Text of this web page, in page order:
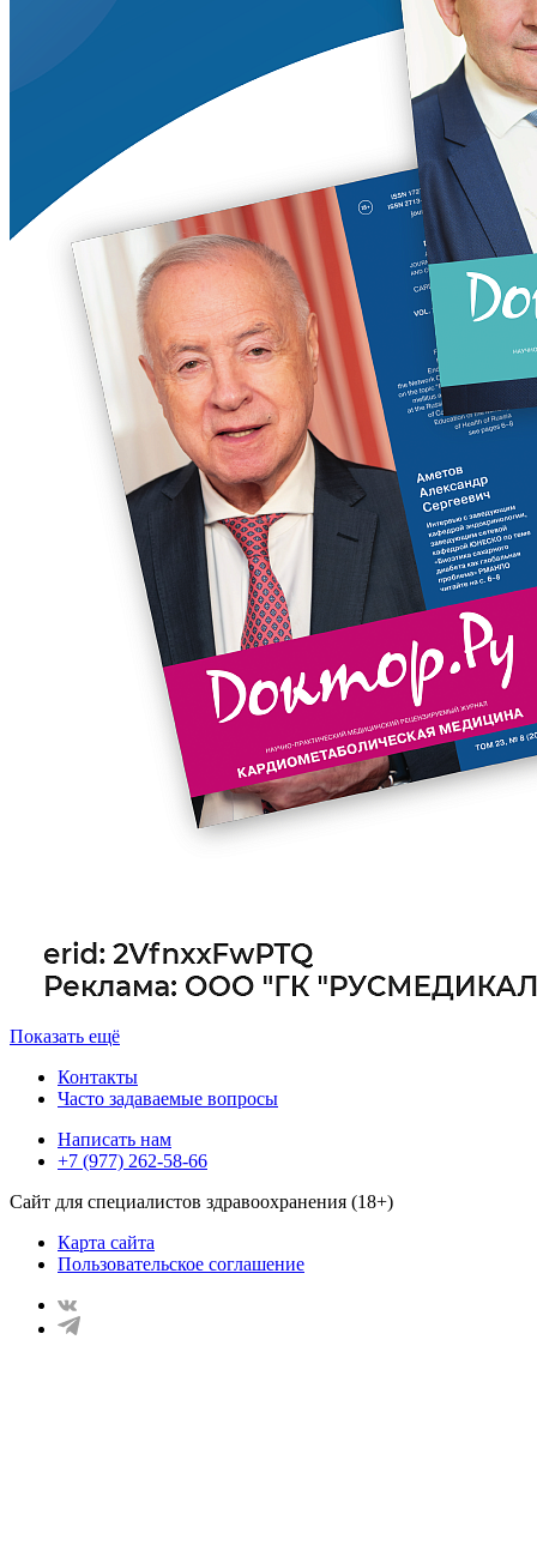
Показать ещё
Контакты
Часто задаваемые вопросы
Написать нам
+7 (977) 262-58-66
Сайт для специалистов здравоохранения (18+)
Карта сайта
Пользовательское соглашение